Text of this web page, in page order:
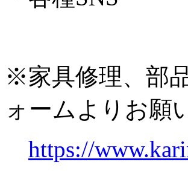
※家具修理、部
ォームよりお願
https://